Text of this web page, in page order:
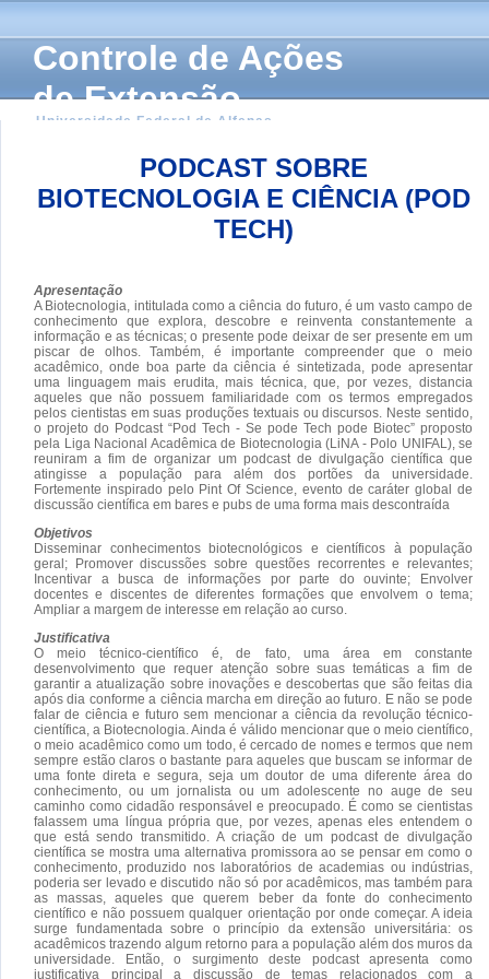
Controle de Ações
de Extensão
Universidade Federal de Alfenas
PODCAST SOBRE
BIOTECNOLOGIA E CIÊNCIA (POD
TECH)
Apresentação
A Biotecnologia, intitulada como a ciência do futuro, é um vasto campo de
conhecimento que explora, descobre e reinventa constantemente a
informação e as técnicas; o presente pode deixar de ser presente em um
piscar de olhos. Também, é importante compreender que o meio
acadêmico, onde boa parte da ciência é sintetizada, pode apresentar
uma linguagem mais erudita, mais técnica, que, por vezes, distancia
aqueles que não possuem familiaridade com os termos empregados
pelos cientistas em suas produções textuais ou discursos. Neste sentido,
o projeto do Podcast “Pod Tech - Se pode Tech pode Biotec” proposto
pela Liga Nacional Acadêmica de Biotecnologia (LiNA - Polo UNIFAL), se
reuniram a fim de organizar um podcast de divulgação científica que
atingisse a população para além dos portões da universidade.
Fortemente inspirado pelo Pint Of Science, evento de caráter global de
discussão científica em bares e pubs de uma forma mais descontraída
Objetivos
Disseminar conhecimentos biotecnológicos e científicos à população
geral; Promover discussões sobre questões recorrentes e relevantes;
Incentivar a busca de informações por parte do ouvinte; Envolver
docentes e discentes de diferentes formações que envolvem o tema;
Ampliar a margem de interesse em relação ao curso.
Justificativa
O meio técnico-científico é, de fato, uma área em constante
desenvolvimento que requer atenção sobre suas temáticas a fim de
garantir a atualização sobre inovações e descobertas que são feitas dia
após dia conforme a ciência marcha em direção ao futuro. E não se pode
falar de ciência e futuro sem mencionar a ciência da revolução técnico-
científica, a Biotecnologia. Ainda é válido mencionar que o meio científico,
o meio acadêmico como um todo, é cercado de nomes e termos que nem
sempre estão claros o bastante para aqueles que buscam se informar de
uma fonte direta e segura, seja um doutor de uma diferente área do
conhecimento, ou um jornalista ou um adolescente no auge de seu
caminho como cidadão responsável e preocupado. É como se cientistas
falassem uma língua própria que, por vezes, apenas eles entendem o
que está sendo transmitido. A criação de um podcast de divulgação
científica se mostra uma alternativa promissora ao se pensar em como o
conhecimento, produzido nos laboratórios de academias ou indústrias,
poderia ser levado e discutido não só por acadêmicos, mas também para
as massas, aqueles que querem beber da fonte do conhecimento
científico e não possuem qualquer orientação por onde começar. A ideia
surge fundamentada sobre o princípio da extensão universitária: os
acadêmicos trazendo algum retorno para a população além dos muros da
universidade. Então, o surgimento deste podcast apresenta como
justificativa principal a discussão de temas relacionados com a